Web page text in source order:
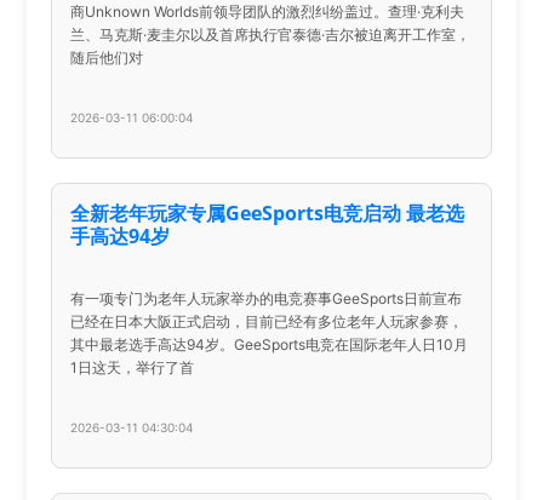
商Unknown Worlds前领导团队的激烈纠纷盖过。查理·克利夫
兰、马克斯·麦圭尔以及首席执行官泰德·吉尔被迫离开工作室，
随后他们对
2026-03-11 06:00:04
全新老年玩家专属GeeSports电竞启动 最老选
手高达94岁
有一项专门为老年人玩家举办的电竞赛事GeeSports日前宣布
已经在日本大阪正式启动，目前已经有多位老年人玩家参赛，
其中最老选手高达94岁。GeeSports电竞在国际老年人日10月
1日这天，举行了首
2026-03-11 04:30:04